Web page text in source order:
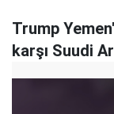
Trump
karşı Suudi